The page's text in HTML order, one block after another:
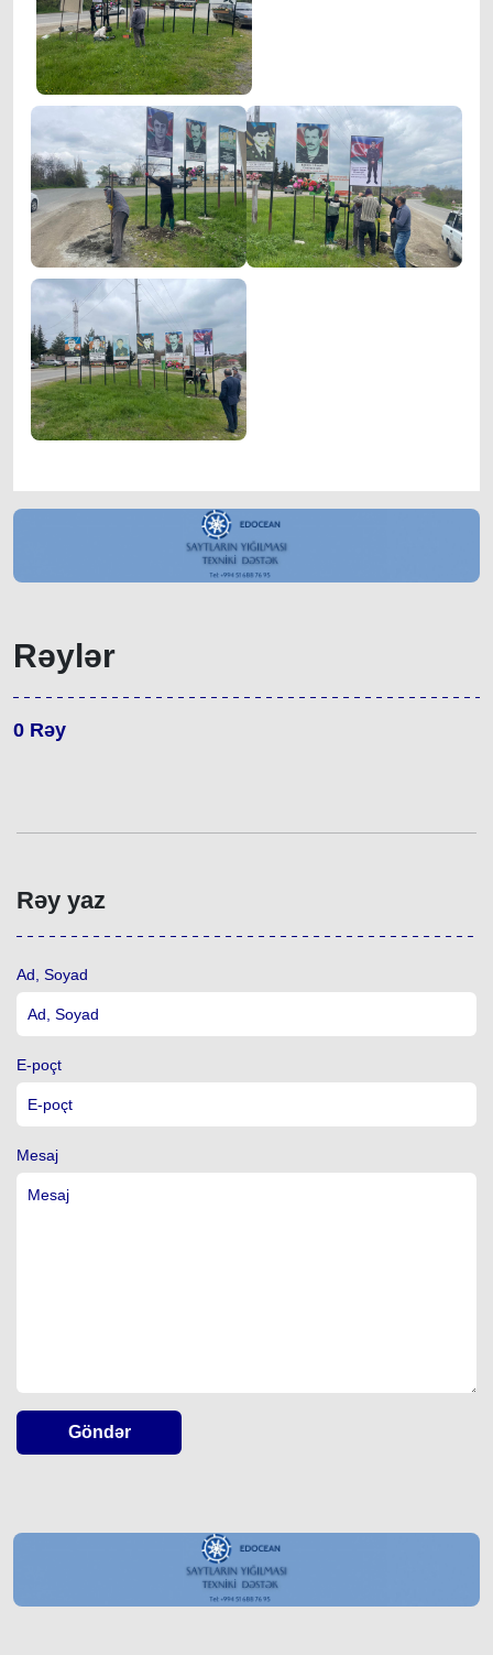
Rəylər
0 Rəy
Rəy yaz
Ad, Soyad
E-poçt
Mesaj
Göndər